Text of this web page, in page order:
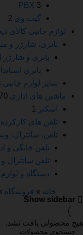
PBX 3
گیت وی 2
لوازم جانبی کالای
باتری، شارژر و
باتری و شارژر
باتری
سایر لوازم جانبی
ماشین های اداری 70
اسکنر
1
تلفن های کارکرده
تلفن، سانترال،
تلفن خانگی و
تلفن سانترال
دستگاه و
خانه » فروشگاه
Show sidebar
هیچ محصولی یافت نشد.